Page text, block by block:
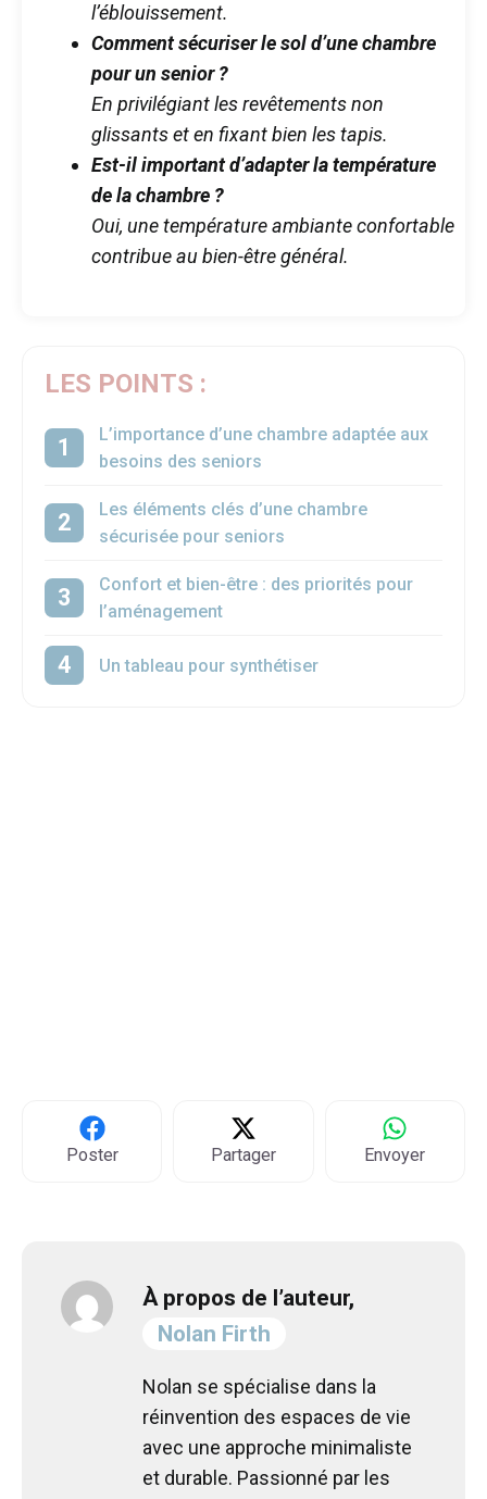
l’éblouissement.
Comment sécuriser le sol d’une chambre
pour un senior ?
En privilégiant les revêtements non
glissants et en fixant bien les tapis.
Est-il important d’adapter la température
de la chambre ?
Oui, une température ambiante confortable
contribue au bien-être général.
LES POINTS :
L’importance d’une chambre adaptée aux
besoins des seniors
Les éléments clés d’une chambre
sécurisée pour seniors
Confort et bien-être : des priorités pour
l’aménagement
Un tableau pour synthétiser
Poster Partager Envoyer
À propos de l’auteur,
Nolan Firth
Nolan se spécialise dans la
réinvention des espaces de vie
avec une approche minimaliste
et durable. Passionné par les